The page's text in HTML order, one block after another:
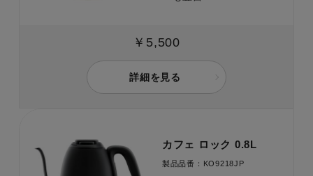
￥5,500
詳細を見る
カフェ ロック 0.8L
製品品番：KO9218JP